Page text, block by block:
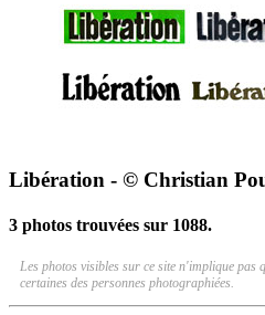
Libération - © Christian
3 photos trouvées sur 1088.
Les photos visibles sur ce site n'implique pas
certaines des personnes photographiées.